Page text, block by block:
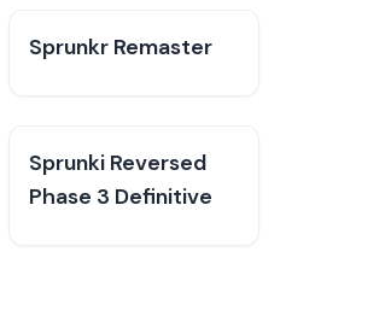
Sprunkr Remaster
Sprunki Reversed
Phase 3 Definitive